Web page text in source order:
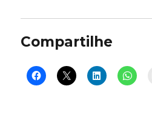
Compartilhe